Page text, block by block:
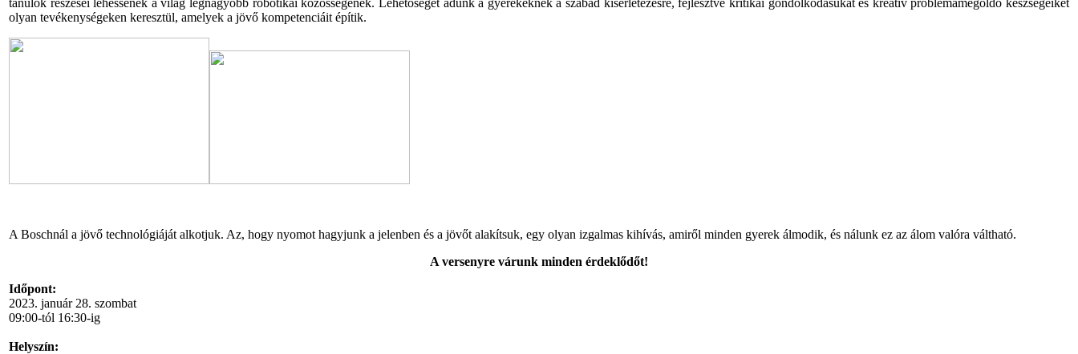
tanulók részesei lehessenek a világ legnagyobb robotikai közösségének. Lehetőséget adunk a gyerekeknek a szabad kísérletezésre, fejlesztve kritikai gondolkodásukat és kreatív problémamegoldó készségeiket
olyan tevékenységeken keresztül, amelyek a jövő kompetenciáit építik.
A Boschnál a jövő technológiáját alkotjuk. Az, hogy nyomot hagyjunk a jelenben és a jövőt alakítsuk, egy olyan izgalmas kihívás, amiről minden gyerek álmodik, és nálunk ez az álom valóra váltható.
A versenyre várunk minden érdeklődőt!
Időpont:
2023. január 28. szombat
09:00-tól 16:30-ig
Helyszín: